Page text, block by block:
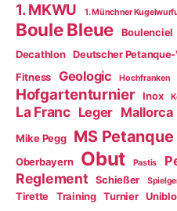
1. MKWU 1. Münchner
Boule Bleue Boulenciel
Decathlon Deutscher
Fitness Geologic Hochfranken
Hofgartenturnier Inox
La Franc Leger Mallorca
Mike Pegg MS Petanque
Oberbayern Obut Pastis
Reglement Schießer
Tirette Training Turnier